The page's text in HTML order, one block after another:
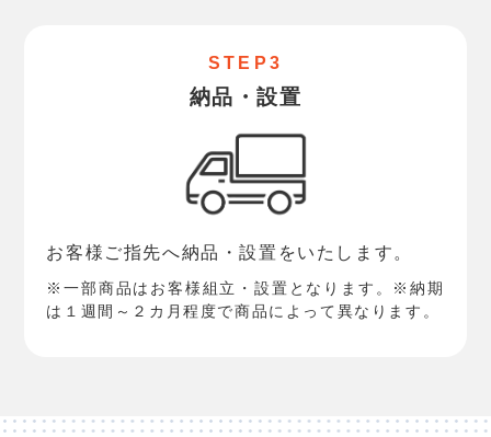
STEP3
納品・設置
お客様ご指先へ納品・設置をいたします。
※一部商品はお客様組立・設置となります。※納期
は１週間～２カ月程度で商品によって異なります。